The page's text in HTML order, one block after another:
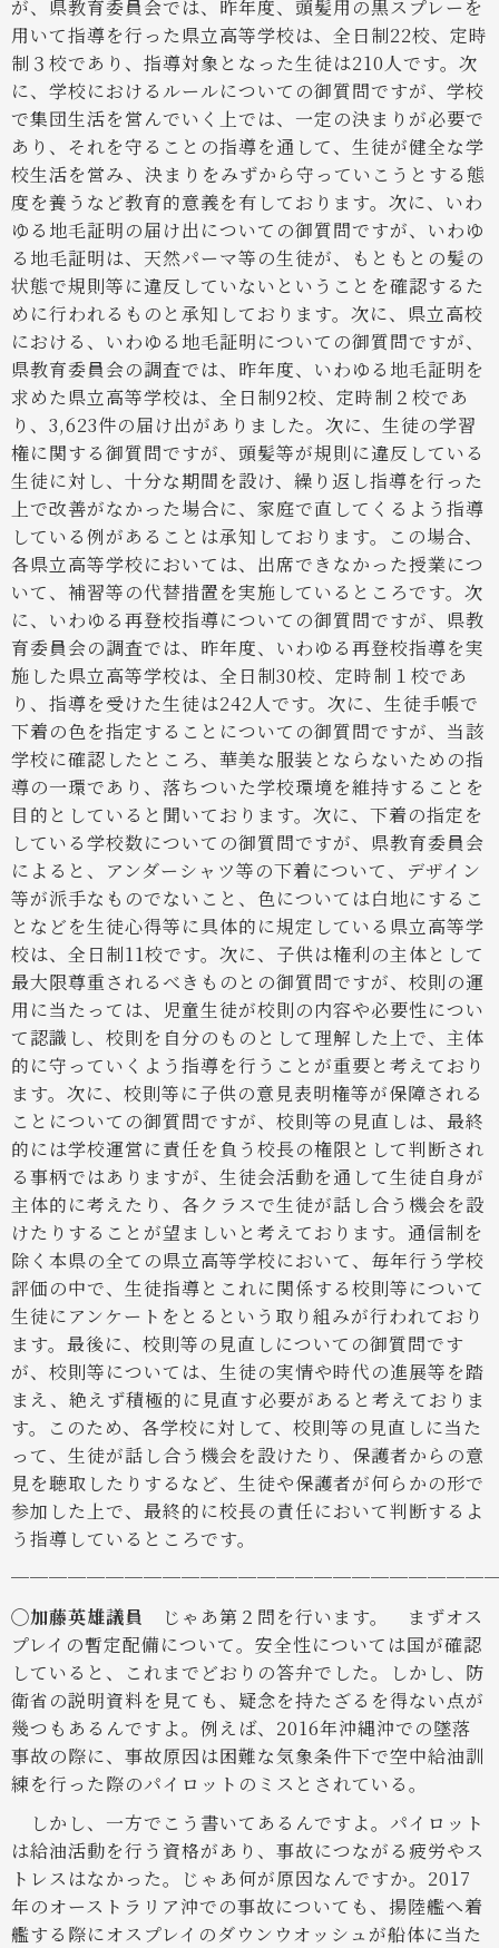
が、県教育委員会では、昨年度、頭髪用の黒スプレーを
用いて指導を行った県立高等学校は、全日制22校、定時
制３校であり、指導対象となった生徒は210人です。次
に、学校におけるルールについての御質問ですが、学校
で集団生活を営んでいく上では、一定の決まりが必要で
あり、それを守ることの指導を通して、生徒が健全な学
校生活を営み、決まりをみずから守っていこうとする態
度を養うなど教育的意義を有しております。次に、いわ
ゆる地毛証明の届け出についての御質問ですが、いわゆ
る地毛証明は、天然パーマ等の生徒が、もともとの髪の
状態で規則等に違反していないということを確認するた
めに行われるものと承知しております。次に、県立高校
における、いわゆる地毛証明についての御質問ですが、
県教育委員会の調査では、昨年度、いわゆる地毛証明を
求めた県立高等学校は、全日制92校、定時制２校であ
り、3,623件の届け出がありました。次に、生徒の学習
権に関する御質問ですが、頭髪等が規則に違反している
生徒に対し、十分な期間を設け、繰り返し指導を行った
上で改善がなかった場合に、家庭で直してくるよう指導
している例があることは承知しております。この場合、
各県立高等学校においては、出席できなかった授業につ
いて、補習等の代替措置を実施しているところです。次
に、いわゆる再登校指導についての御質問ですが、県教
育委員会の調査では、昨年度、いわゆる再登校指導を実
施した県立高等学校は、全日制30校、定時制１校であ
り、指導を受けた生徒は242人です。次に、生徒手帳で
下着の色を指定することについての御質問ですが、当該
学校に確認したところ、華美な服装とならないための指
導の一環であり、落ちついた学校環境を維持することを
目的としていると聞いております。次に、下着の指定を
している学校数についての御質問ですが、県教育委員会
によると、アンダーシャツ等の下着について、デザイン
等が派手なものでないこと、色については白地にするこ
となどを生徒心得等に具体的に規定している県立高等学
校は、全日制11校です。次に、子供は権利の主体として
最大限尊重されるべきものとの御質問ですが、校則の運
用に当たっては、児童生徒が校則の内容や必要性につい
て認識し、校則を自分のものとして理解した上で、主体
的に守っていくよう指導を行うことが重要と考えており
ます。次に、校則等に子供の意見表明権等が保障される
ことについての御質問ですが、校則等の見直しは、最終
的には学校運営に責任を負う校長の権限として判断され
る事柄ではありますが、生徒会活動を通して生徒自身が
主体的に考えたり、各クラスで生徒が話し合う機会を設
けたりすることが望ましいと考えております。通信制を
除く本県の全ての県立高等学校において、毎年行う学校
評価の中で、生徒指導とこれに関係する校則等について
生徒にアンケートをとるという取り組みが行われており
ます。最後に、校則等の見直しについての御質問です
が、校則等については、生徒の実情や時代の進展等を踏
まえ、絶えず積極的に見直す必要があると考えておりま
す。このため、各学校に対して、校則等の見直しに当た
って、生徒が話し合う機会を設けたり、保護者からの意
見を聴取したりするなど、生徒や保護者が何らかの形で
参加した上で、最終的に校長の責任において判断するよ
う指導しているところです。
◯加藤英雄議員 じゃあ第２問を行います。 まずオス
プレイの暫定配備について。安全性については国が確認
していると、これまでどおりの答弁でした。しかし、防
衛省の説明資料を見ても、疑念を持たざるを得ない点が
幾つもあるんですよ。例えば、2016年沖縄沖での墜落
事故の際に、事故原因は困難な気象条件下で空中給油訓
練を行った際のパイロットのミスとされている。
しかし、一方でこう書いてあるんですよ。パイロット
は給油活動を行う資格があり、事故につながる疲労やス
トレスはなかった。じゃあ何が原因なんですか。2017
年のオーストラリア沖での事故についても、揚陸艦へ着
艦する際にオスプレイのダウンウオッシュが船体に当た